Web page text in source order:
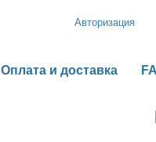
Авторизация
Оплата и доставка